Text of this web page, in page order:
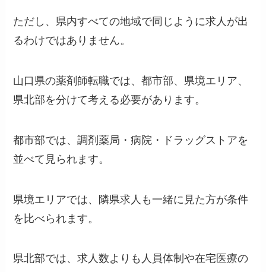
ただし、県内すべての地域で同じように求人が出
るわけではありません。
山口県の薬剤師転職では、都市部、県境エリア、
県北部を分けて考える必要があります。
都市部では、調剤薬局・病院・ドラッグストアを
並べて見られます。
県境エリアでは、隣県求人も一緒に見た方が条件
を比べられます。
県北部では、求人数よりも人員体制や在宅医療の